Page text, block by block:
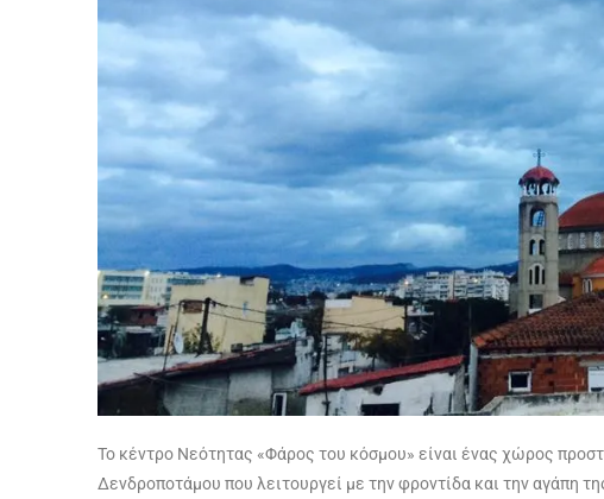
Το κέντρο Νεότητας «Φάρος του κόσμου» είναι ένας χώρος
Δενδροποτάμου που λειτουργεί με την φροντίδα και την αγάπη